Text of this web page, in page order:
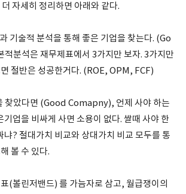
자세히 정리하면 아래와 같다.
기술적 분석을 통해 좋은 기업을 찾는다. (Go
분석은 재무제표에서 3가지만 보자. 3가지만
절반은 성공한거다. (ROE, OPM, FCF)
찾았다면 (Good Comapny), 언제 사야 하는
기업을 비싸게 사면 소용이 없다. 쌀때 사야 한
냐? 절대가치 비교와 상대가치 비교 모두를 통
볼 수 있다.
(볼린저밴드) 를 가늠자로 삼고, 월급쟁이의